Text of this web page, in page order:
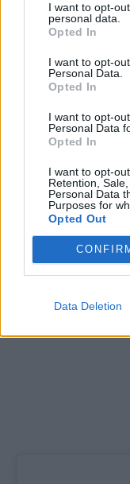
I want to opt-
personal data.
Opted In
I want to opt-
Personal Data.
Opted In
I want to opt-
Personal Data
Opted In
I want to opt-
Retention,
Personal Data
Purposes for
Opted Out
Data Deletion
μικρή λάτρευε
καραντίνα
ασχοληθεί